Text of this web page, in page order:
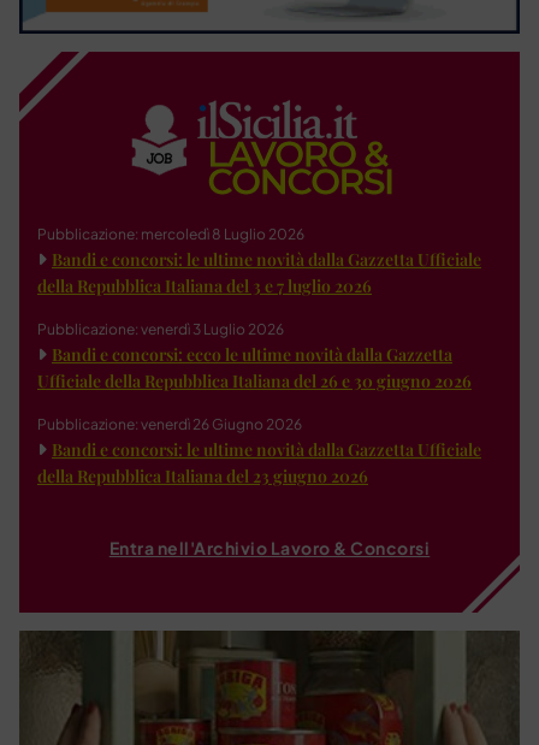
Pubblicazione: mercoledì 8 Luglio 2026
Bandi e concorsi: le ultime novità dalla Gazzetta Ufficiale
della Repubblica Italiana del 3 e 7 luglio 2026
Pubblicazione: venerdì 3 Luglio 2026
Bandi e concorsi: ecco le ultime novità dalla Gazzetta
Ufficiale della Repubblica Italiana del 26 e 30 giugno 2026
Pubblicazione: venerdì 26 Giugno 2026
Bandi e concorsi: le ultime novità dalla Gazzetta Ufficiale
della Repubblica Italiana del 23 giugno 2026
Entra nell'Archivio Lavoro & Concorsi